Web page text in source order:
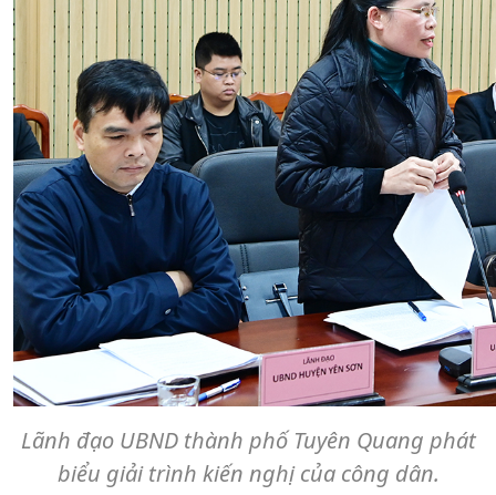
Lãnh đạo UBND thành phố Tuyên Quang phát
biểu giải trình kiến nghị của công dân.